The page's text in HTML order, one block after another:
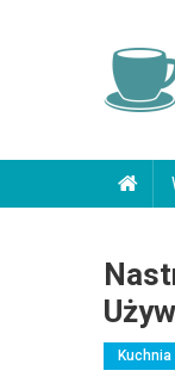
Kuchnia